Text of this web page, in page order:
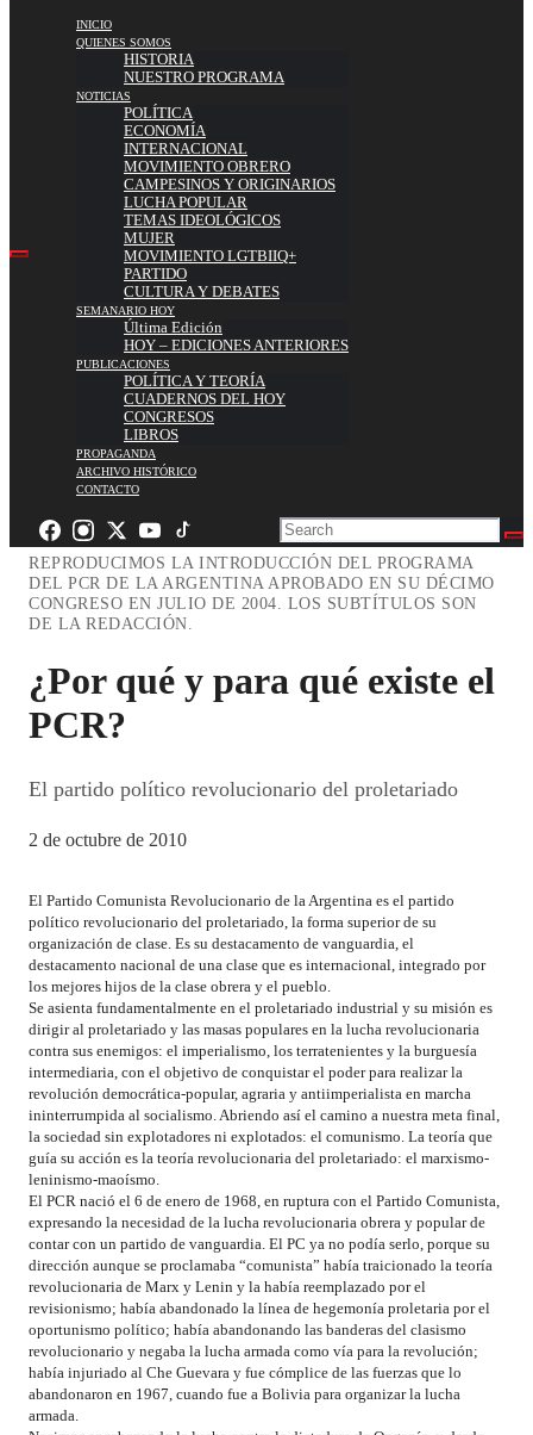
INICIO
QUIENES SOMOS
HISTORIA
NUESTRO PROGRAMA
NOTICIAS
POLÍTICA
ECONOMÍA
INTERNACIONAL
MOVIMIENTO OBRERO
CAMPESINOS Y ORIGINARIOS
LUCHA POPULAR
TEMAS IDEOLÓGICOS
MUJER
MOVIMIENTO LGTBIIQ+
PARTIDO
CULTURA Y DEBATES
SEMANARIO HOY
Última Edición
HOY – EDICIONES ANTERIORES
PUBLICACIONES
POLÍTICA Y TEORÍA
CUADERNOS DEL HOY
CONGRESOS
LIBROS
PROPAGANDA
ARCHIVO HISTÓRICO
CONTACTO
REPRODUCIMOS LA INTRODUCCIÓN DEL PROGRAMA
DEL PCR DE LA ARGENTINA APROBADO EN SU DÉCIMO
CONGRESO EN JULIO DE 2004. LOS SUBTÍTULOS SON
DE LA REDACCIÓN.
¿Por qué y para qué existe el
PCR?
El partido político revolucionario del proletariado
2 de octubre de 2010
El Partido Comunista Revolucionario de la Argentina es el partido
político revolucionario del proletariado, la forma superior de su
organización de clase. Es su destacamento de vanguardia, el
destacamento nacional de una clase que es internacional, integrado por
los mejores hijos de la clase obrera y el pueblo.
Se asienta fundamentalmente en el proletariado industrial y su misión es
dirigir al proletariado y las masas populares en la lucha revolucionaria
contra sus enemigos: el imperialismo, los terratenientes y la burguesía
intermediaria, con el objetivo de conquistar el poder para realizar la
revolución democrática-popular, agraria y antiimperialista en marcha
ininterrumpida al socialismo. Abriendo así el camino a nuestra meta final,
la sociedad sin explotadores ni explotados: el comunismo. La teoría que
guía su acción es la teoría revolucionaria del proletariado: el marxismo-
leninismo-maoísmo.
El PCR nació el 6 de enero de 1968, en ruptura con el Partido Comunista,
expresando la necesidad de la lucha revolucionaria obrera y popular de
contar con un partido de vanguardia. El PC ya no podía serlo, porque su
dirección aunque se proclamaba “comunista” había traicionado la teoría
revolucionaria de Marx y Lenin y la había reemplazado por el
revisionismo; había abandonado la línea de hegemonía proletaria por el
oportunismo político; había abandonando las banderas del clasismo
revolucionario y negaba la lucha armada como vía para la revolución;
había injuriado al Che Guevara y fue cómplice de las fuerzas que lo
abandonaron en 1967, cuando fue a Bolivia para organizar la lucha
armada.